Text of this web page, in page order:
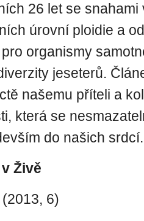
26 let se
úrovní ploidie a
organismy
jeseterů.
našemu příteli a
která se
do našich srdcí.
Živě
(2013, 6)